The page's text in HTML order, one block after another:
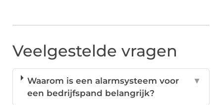
Veelgestelde vragen
Waarom is een alarmsysteem voor
een bedrijfspand belangrijk?
▼